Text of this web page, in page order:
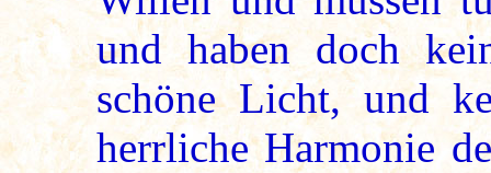
und haben doch
schöne Licht, und
herrliche Harmonie